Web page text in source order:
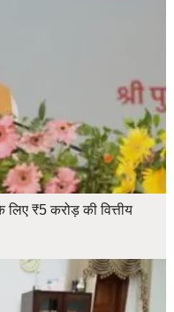
₹5 करोड़ की वित्तीय